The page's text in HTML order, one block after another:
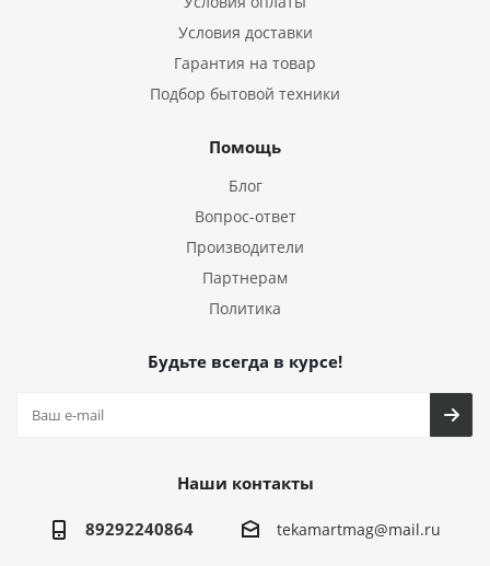
Условия доставки
Гарантия на товар
Подбор бытовой техники
Помощь
Блог
Вопрос-ответ
Производители
Партнерам
Политика
Будьте всегда в курсе!
Наши контакты
89292240864 tekamartmag@mail.ru